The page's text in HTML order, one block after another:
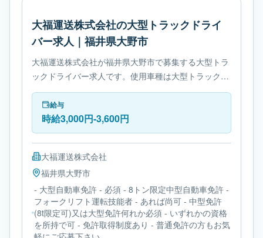
大福運送株式会社の大型トラックドライ
バー求人｜福井県大野市
大福運送株式会社が福井県大野市で募集する大型トラ
ックドライバー求人です。使用車種は大型トラックで
す。必要免許は- 大型自動車免許です。
給与
時給3,000円-3,600円
大福運送株式会社
福井県大野市
- 大型自動車免許 - 必須 - 8トン限定中型自動車免許 -
フォークリフト運転技能者 - あれば尚可 - 中型免許
(8t限定可)又は大型免許何れか必須 - いずれかの資格
を所持で可 - 免許取得制度あり - 普通免許の方もお気